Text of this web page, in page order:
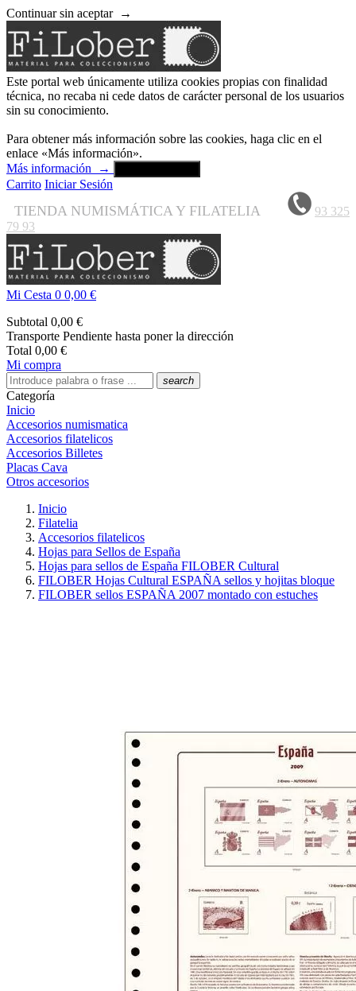
Continuar sin aceptar →
Este portal web únicamente utiliza cookies propias con finalidad
técnica, no recaba ni cede datos de carácter personal de los usuarios
sin su conocimiento.
Para obtener más información sobre las cookies, haga clic en el
enlace «Más información».
Más información
→
Carrito Iniciar Sesión
TIENDA NUMISMÁTICA Y FILATELIA
93 325
79 93
Mi Cesta 0 0,00 €
Subtotal 0,00 €
Transporte Pendiente hasta poner la dirección
Total 0,00 €
Mi compra
search
Categoría
Inicio
Accesorios numismatica
Accesorios filatelicos
Accesorios Billetes
Placas Cava
Otros accesorios
Inicio
Filatelia
Accesorios filatelicos
Hojas para Sellos de España
Hojas para sellos de España FILOBER Cultural
FILOBER Hojas Cultural ESPAÑA sellos y hojitas bloque
FILOBER sellos ESPAÑA 2007 montado con estuches